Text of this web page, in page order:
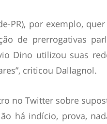
PR), por exemplo,
de prerrogativas
Dino utilizou suas
criticou Dallagnol.
no Twitter sobre
há indício, prova,